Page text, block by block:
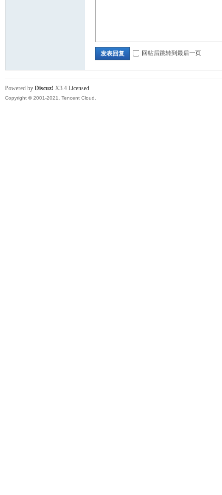
发表回复 回帖后跳转到最后一页
Powered by Discuz! X3.4 Licensed
Copyright © 2001-2021, Tencent Cloud.